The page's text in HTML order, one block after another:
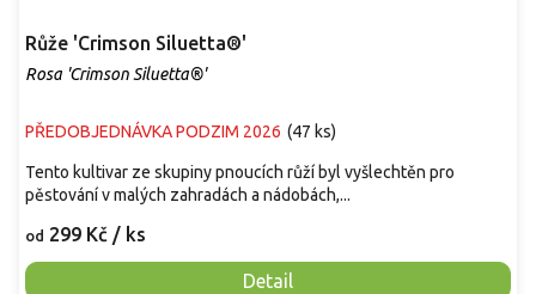
Růže 'Crimson Siluetta®'
Rosa 'Crimson Siluetta®'
PŘEDOBJEDNÁVKA PODZIM 2026 (47 ks)
od 299 Kč / ks
Detail
Tento kultivar ze skupiny pnoucích růží byl vyšlechtěn pro
pěstování v malých zahradách a nádobách,...